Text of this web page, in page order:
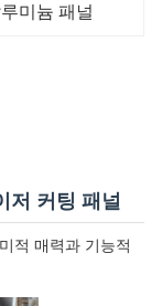
미늄 패널
저 커팅 패널
적 매력과 기능적